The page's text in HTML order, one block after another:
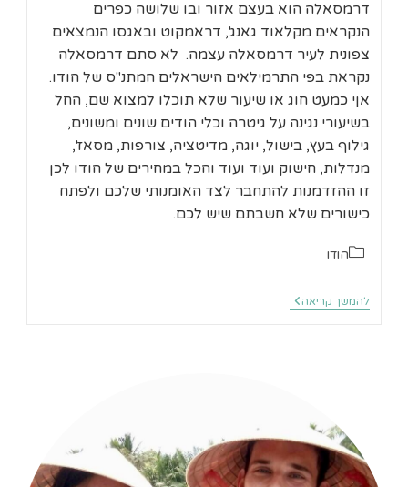
דרמסאלה הוא בעצם אזור ובו שלושה כפרים
הנקראים מקלאוד גאנג', דראמקוט ובאגסו הנמצאים
צפונית לעיר דרמסאלה עצמה. לא סתם דרמסאלה
נקראת בפי התרמילאים הישראלים המתנ"ס של הודו.
אןי כמעט חוג או שיעור שלא תוכלו למצוא שם, החל
בשיעורי נגינה על גיטרה וכלי הודים שונים ומשונים,
גילוף בעץ, בישול, יוגה, מדיטציה, צורפות, מסאז',
מנדלות, חישוק ועוד ועוד והכל במחירים של הודו לכן
זו ההזדמנות להתחבר לצד האומנותי שלכם ולפתח
כישורים שלא חשבתם שיש לכם.
קטגוריה:
הודו
להמשך קריאה סיפור
דרך